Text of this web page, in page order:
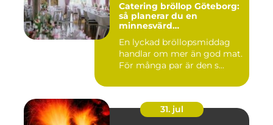
Catering bröllop Göteborg:
så planerar du en
minnesvärd
En lyckad bröllopsmiddag
handlar om mer än god mat.
För många par är den s...
31. jul